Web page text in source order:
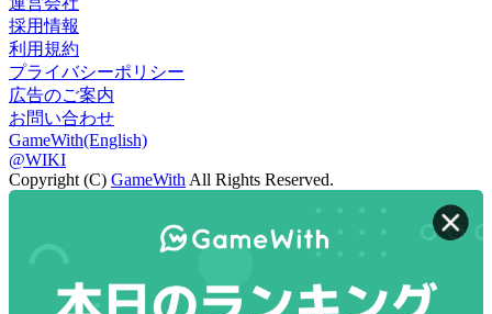
採用情報
利用規約
プライバシーポリシー
広告のご案内
お問い合わせ
GameWith(English)
@WIKI
Copyright (C) GameWith All Rights Reserved.